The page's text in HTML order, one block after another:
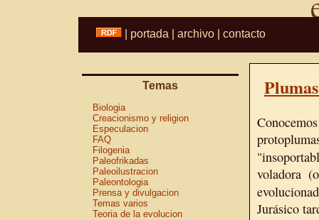
portada archivo contacto
Temas
Biologia
Creacionismo y religion
Especulacion
FAQ
Filogenia
Paleofrikadas
Paleoilustracion
Paleontologia
Prensa y divulgacion
Temas varios
Teoria de la evolucion
voladora
Jurásico